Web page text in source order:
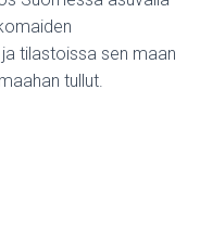
tilastoissa sen maan
tullut.